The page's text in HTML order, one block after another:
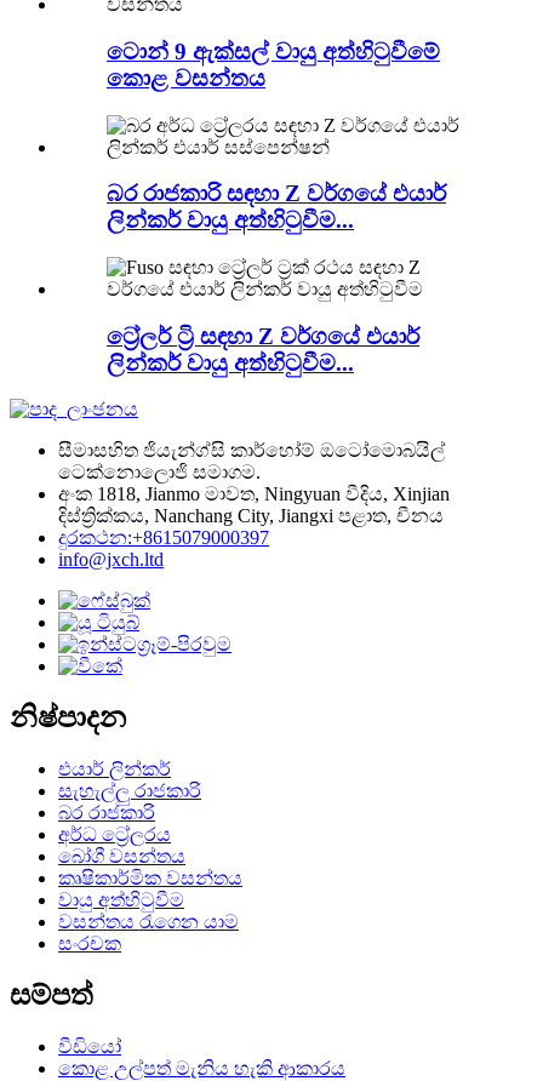
ටොන් 9 ඇක්සල් වායු අත්හිටුවීමේ
කොළ වසන්තය
බර රාජකාරි සඳහා Z වර්ගයේ එයාර්
ලින්කර් වායු අත්හිටුවීම...
ට්‍රේලර් ට්‍රි සඳහා Z වර්ගයේ එයාර්
ලින්කර් වායු අත්හිටුවීම...
සීමාසහිත ජියැන්ග්සි කාර්හෝම් ඔටෝමොබයිල්
ටෙක්නොලොජි සමාගම.
අංක 1818, Jianmo මාවත, Ningyuan වීදිය, Xinjian
දිස්ත්‍රික්කය, Nanchang City, Jiangxi පළාත, චීනය
දුරකථන:+8615079000397
info@jxch.ltd
නිෂ්පාදන
එයාර් ලින්කර්
සැහැල්ලු රාජකාරි
බර රාජකාරි
අර්ධ ට්‍රේලරය
බෝගී වසන්තය
කෘෂිකාර්මික වසන්තය
වායු අත්හිටුවීම
වසන්තය රැගෙන යාම
සංරචක
සම්පත්
වීඩියෝ
කොළ උල්පත් මැනිය හැකි ආකාරය